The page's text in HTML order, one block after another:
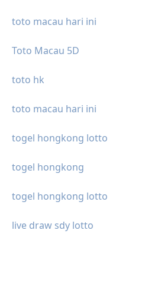
toto macau hari ini
Toto Macau 5D
toto hk
toto macau hari ini
togel hongkong lotto
togel hongkong
togel hongkong lotto
live draw sdy lotto